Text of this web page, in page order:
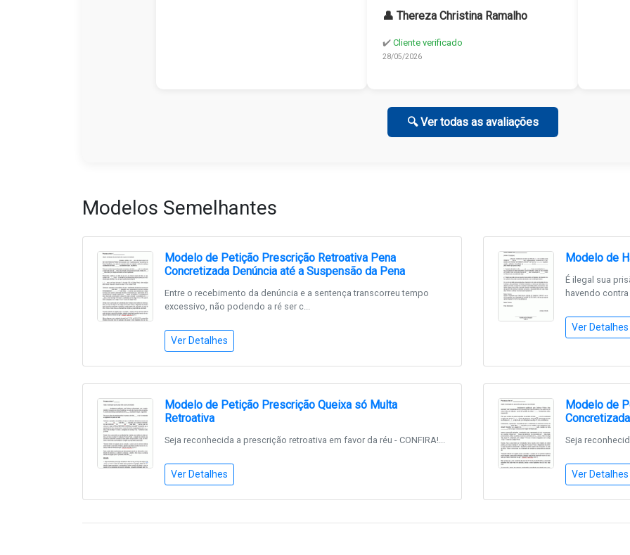
👤 Thereza Christina Ramalho
✔️ Cliente verificado
28/05/2026
🔍 Ver todas as avaliações
Modelos Semelhantes
Modelo de Petição Prescrição Retroativa Pena
Concretizada Denúncia até a Suspensão da Pena
Entre o recebimento da denúncia e a sentença transcorreu tempo
excessivo, não podendo a ré ser c...
Ver Detalhes
Modelo de
É ilegal sua
havendo
Ver Detalhes
Modelo de Petição Prescrição Queixa só Multa
Retroativa
Seja reconhecida a prescrição retroativa em favor da réu - CONFIRA!...
Ver Detalhes
Modelo de
Seja
Ver Detalhes